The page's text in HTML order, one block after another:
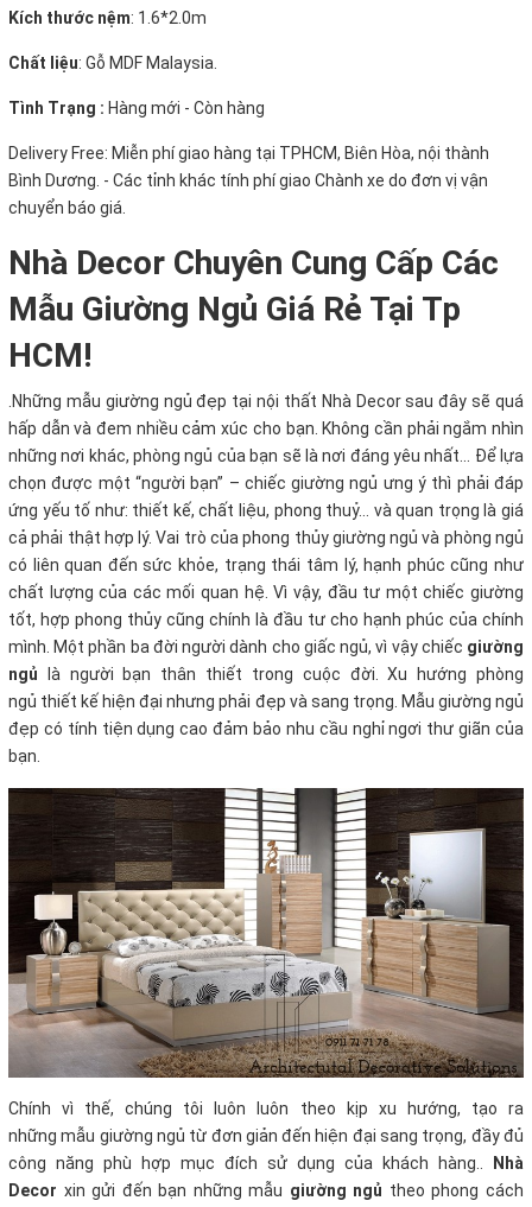
Kích thước nệm: 1.6*2.0m
Chất liệu: Gỗ MDF Malaysia.
Tình Trạng : Hàng mới - Còn hàng
Delivery Free: Miễn phí giao hàng tại TPHCM, Biên Hòa, nội thành
Bình Dương. - Các tỉnh khác tính phí giao Chành xe do đơn vị vận
chuyển báo giá.
Nhà Decor Chuyên Cung Cấp Các
Mẫu Giường Ngủ Giá Rẻ Tại Tp
HCM!
.Những mẫu giường ngủ đẹp tại nội thất Nhà Decor sau đây sẽ quá
hấp dẫn và đem nhiều cảm xúc cho bạn. Không cần phải ngắm nhìn
những nơi khác, phòng ngủ của bạn sẽ là nơi đáng yêu nhất… Để lựa
chọn được một “người bạn” – chiếc giường ngủ ưng ý thì phải đáp
ứng yếu tố như: thiết kế, chất liệu, phong thuỷ… và quan trọng là giá
cả phải thật hợp lý. Vai trò của phong thủy giường ngủ và phòng ngủ
có liên quan đến sức khỏe, trạng thái tâm lý, hạnh phúc cũng như
chất lượng của các mối quan hệ. Vì vậy, đầu tư một chiếc giường
tốt, hợp phong thủy cũng chính là đầu tư cho hạnh phúc của chính
mình. Một phần ba đời người dành cho giấc ngủ, vì vậy chiếc giường
ngủ là người bạn thân thiết trong cuộc đời. Xu hướng phòng
ngủ thiết kế hiện đại nhưng phải đẹp và sang trọng. Mẫu giường ngủ
đẹp có tính tiện dụng cao đảm bảo nhu cầu nghỉ ngơi thư giãn của
bạn.
Chính vì thế, chúng tôi luôn luôn theo kịp xu hướng, tạo ra
những mẫu giường ngủ từ đơn giản đến hiện đại sang trọng, đầy đủ
công năng phù hợp mục đích sử dụng của khách hàng..
Nhà
Decor xin gửi đến bạn những mẫu giường ngủ theo phong cách